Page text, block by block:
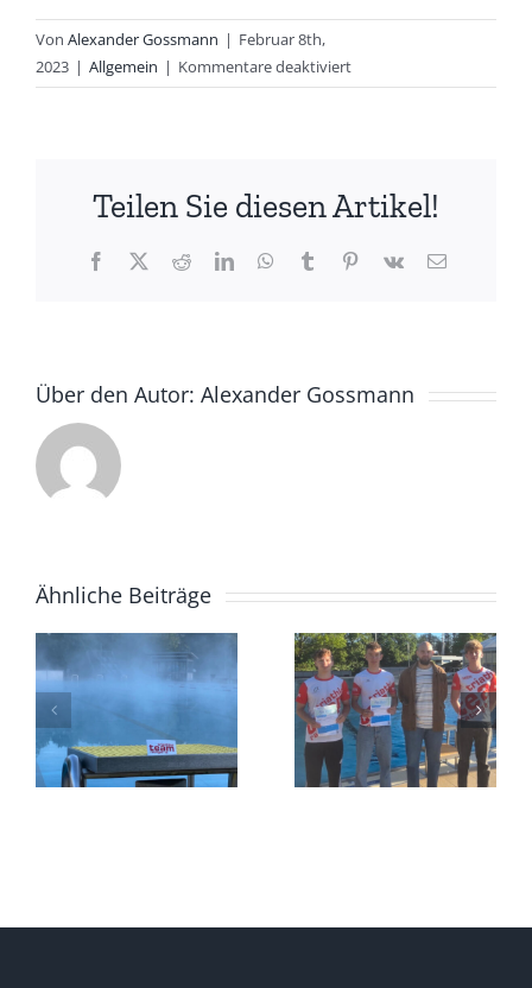
Von Alexander Gossmann | Februar 8th,
2023 | Allgemein | Kommentare deaktiviertfür
2.
–
toller
Teilen Sie diesen Artikel!
Facebook
X RedditLinkedInWhatsApp
TumblrPinterest
Vk
E-
Über den Autor: Alexander Gossmann
Ähnliche Beiträge